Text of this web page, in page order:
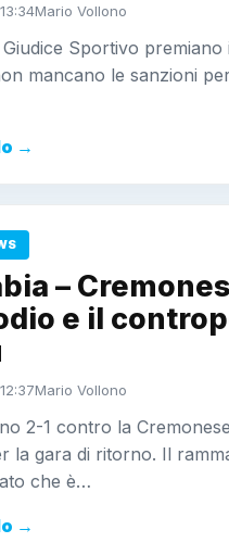
Mario Vollono
Giudice Sportivo
mancano le sanzioni
→
–
e il
Mario Vollono
2-1 contro la
la gara di ritorno. Il
che è…
→